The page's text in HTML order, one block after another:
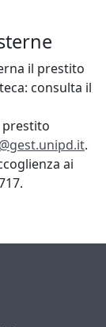
il prestito
consulta il
prestito
.
ai